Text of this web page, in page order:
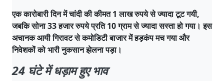
एक कारोबारी दिन में चांदी की कीमत 1 लाख रुपये से ज्यादा टूट गयी,
जबकि सोना 33 हजार रुपये प्रति 10 ग्राम से ज्यादा सस्ता हो गया। इस
अचानक आयी गिरावट से कमोडिटी बाजार में हड़कंप मच गया और
निवेशकों को भारी नुकसान झेलना पड़ा।
24 घंटे में धड़ाम हुए भाव